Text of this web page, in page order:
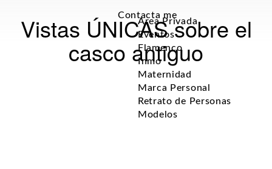
Area Privada
Eventos
Flamenco
Inmo
Maternidad
Marca Personal
Retrato de Personas
Modelos
Contacta me
Vistas ÚNICAS sobre el
casco antiguo